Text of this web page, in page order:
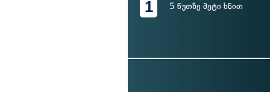
1 5 წუთზე მეტი ხნით